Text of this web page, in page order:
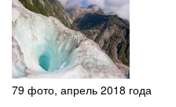
79 фото, апрель 2018 года